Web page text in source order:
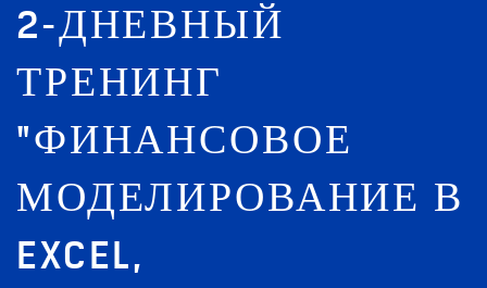
2-ДНЕВНЫЙ
ТРЕНИНГ
"ФИНАНСОВОЕ
МОДЕЛИРОВАНИЕ В
EXCEL,